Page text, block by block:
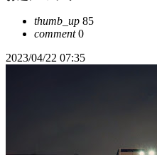
thumb_up 85
comment0
2023/04/22 07:35